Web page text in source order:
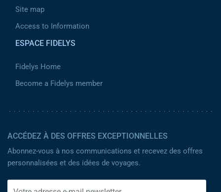
Site map
Access to Information
ESPACE FIDELYS
Fidelys Home
Become a Fidelys member
ACCÉDEZ À DES OFFRES EXCEPTIONNELLES
Abonnez-vous à nos communications et recevez des offres
personnalisées et des idées de voyages.